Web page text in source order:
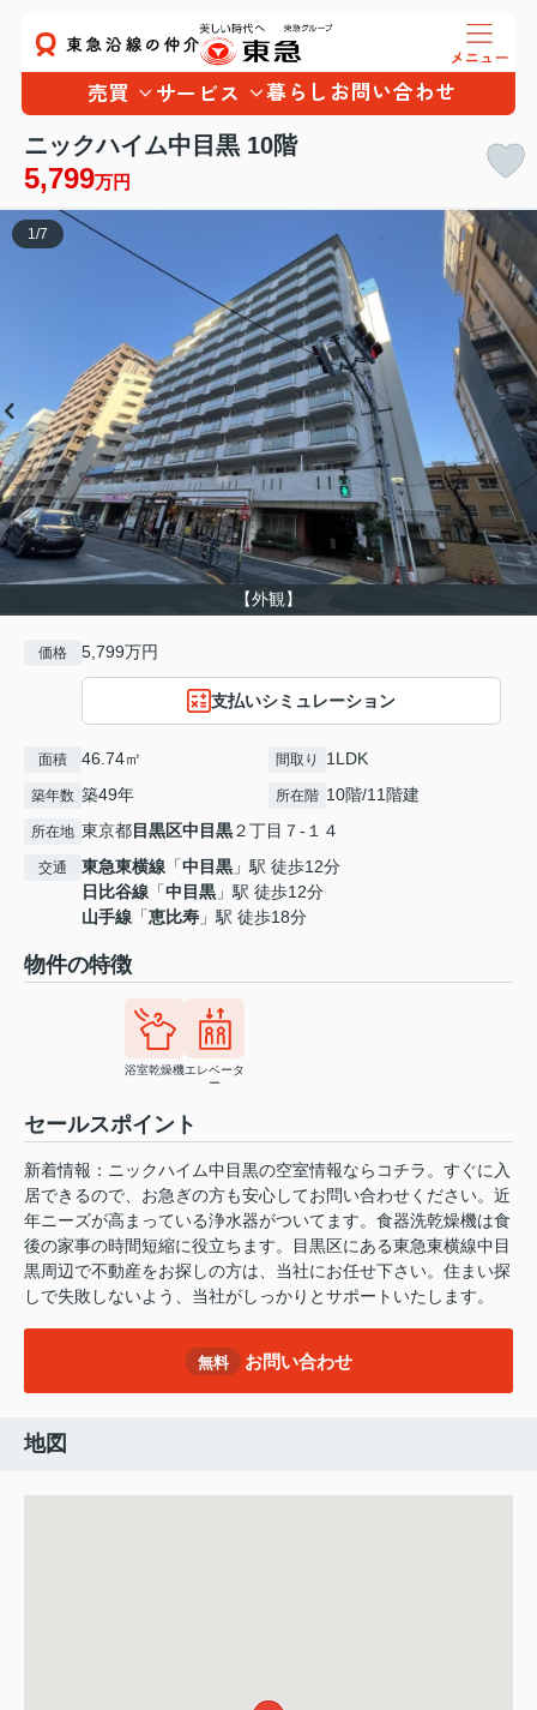
売買 サービス 暮らし お問い合わせ
ニックハイム中目黒 10階
5,799万円
【外観】
1 /7
価格 5,799万円
支払いシミュレーション
面積 46.74㎡ 間取り 1LDK
築年数 築49年 所在階 10階/11階建
所在地 東京都目黒区中目黒２丁目７-１４
交通 東急東横線 「中目黒 」駅 徒歩12分
日比谷線 「中目黒 」駅 徒歩12分
山手線 「恵比寿 」駅 徒歩18分
物件の特徴
浴室乾燥機エレベータ
ー
セールスポイント
新着情報：ニックハイム中目黒の空室情報ならコチラ。すぐに入
居できるので、お急ぎの方も安心してお問い合わせください。近
年ニーズが高まっている浄水器がついてます。食器洗乾燥機は食
後の家事の時間短縮に役立ちます。目黒区にある東急東横線中目
黒周辺で不動産をお探しの方は、当社にお任せ下さい。住まい探
しで失敗しないよう、当社がしっかりとサポートいたします。
無料 お問い合わせ
地図